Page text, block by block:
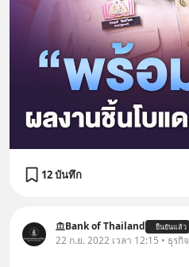
12 บันทึก
Bank of Thailand ยืนยันแล้ว
22 ก.ย. 2022 เวลา 12:15 • ธุรกิจ